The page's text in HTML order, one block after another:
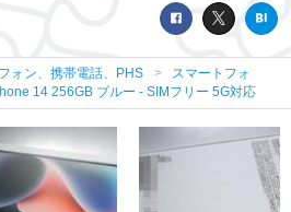
ォン、携帯電話、PHS
スマートフォ
14 256GB ブルー - SIMフリー 5G対応